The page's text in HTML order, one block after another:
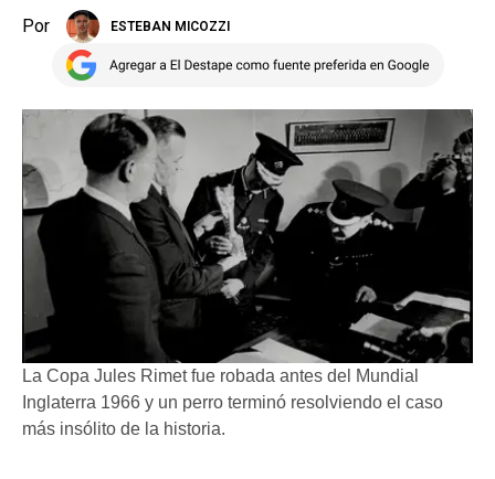
Por ESTEBAN MICOZZI
La Copa Jules Rimet fue robada antes del Mundial
Inglaterra 1966 y un perro terminó resolviendo el caso
más insólito de la historia.